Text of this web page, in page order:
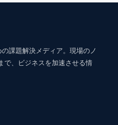
課題解決メディア。現場のノ
で、ビジネスを加速させる情